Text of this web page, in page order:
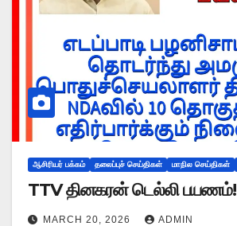
ஆசிரியர் பக்கம் தலைப்புச் செய்திகள் மாநில செய்திகள்
TTV தினகரன் டெல்லி பயணம்!
MARCH 20, 2026 ADMIN